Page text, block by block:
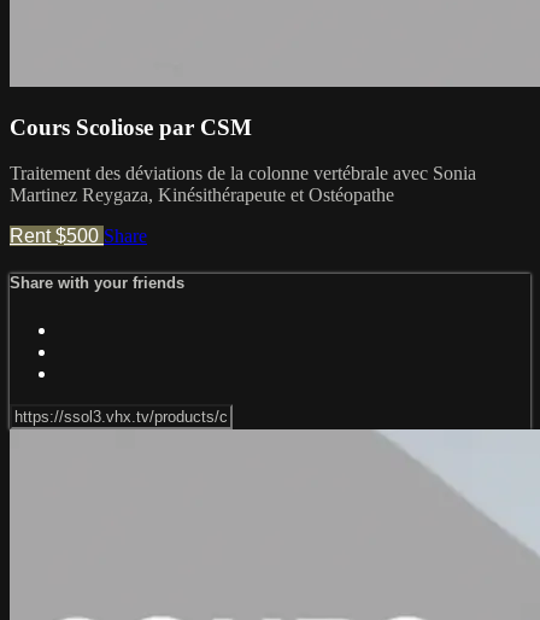
Cours Scoliose par CSM
Traitement des déviations de la colonne vertébrale avec Sonia
Martinez Reygaza, Kinésithérapeute et Ostéopathe
Rent $500 Share
Share with your friends